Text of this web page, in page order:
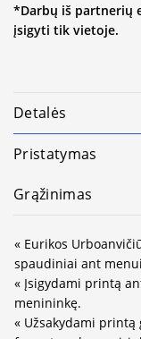
*Darbų iš partnerių
įsigyti tik vietoje.
Detalės
Pristatymas
Grąžinimas
« Eurikos
spaudiniai ant
« Įsigydami printą
menininkę.
« Užsakydami